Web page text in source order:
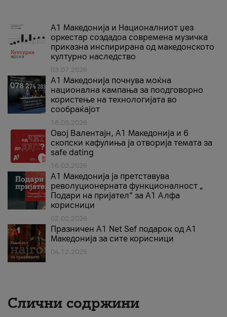
А1 Македонија и Националниот џез
оркестар создадоа современа музичка
приказна инспирирана од македонското
културно наследство
03.07.2026
A1 Македонија почнува моќна
национална кампања за поодговорно
користење на технологијата во
сообраќајот
18.05.2026
Овој Валентајн, A1 Македонија и 6
скопски кафулиња ја отворија темата за
safe dating
16.02.2026
А1 Македонија ја претставува
револуционерната функционалност „
Подари на пријател“ за А1 Алфа
корисници
02.02.2026
Празничен A1 Net Sеf подарок од А1
Македонија за сите корисници
04.12.2025
Слични содржини